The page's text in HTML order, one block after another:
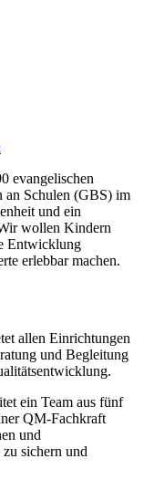
evangelischen
an Schulen (GBS) im
und ein
wollen Kindern
Entwicklung
erlebbar machen.
allen Einrichtungen
und Begleitung
ein Team aus fünf
QM-Fachkraft
und
sichern und